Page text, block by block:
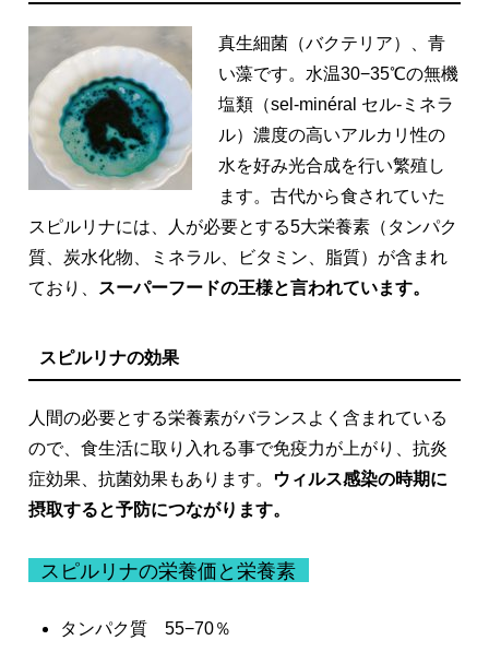
真生細菌（バクテリア）、青
い藻です。水温30−35℃の無機
塩類（sel-minéral セル-ミネラ
ル）濃度の高いアルカリ性の
水を好み光合成を行い繁殖し
ます。古代から食されていた
スピルリナには、人が必要とする5大栄養素（タンパク
質、炭水化物、ミネラル、ビタミン、脂質）が含まれ
ており、
スーパーフードの王様と言われています。
スピルリナの効果
人間の必要とする栄養素がバランスよく含まれている
ので、食生活に取り入れる事で免疫力が上がり、抗炎
症効果、抗菌効果もあります。
ウィルス感染の時期に
摂取すると予防につながります。
スピルリナの栄養価と栄養素
タンパク質 55−70％